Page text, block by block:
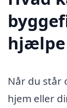
hjælpe
Når du står
hjem eller